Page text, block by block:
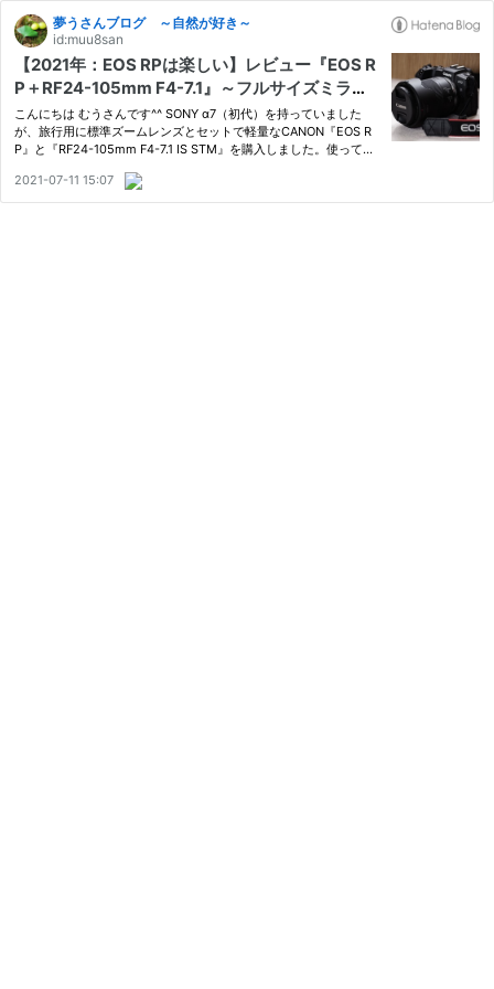
夢うさんブログ ～自然が好き～
id:muu8san
【2021年：EOS RPは楽しい】レビュー『EOS R
P＋RF24-105mm F4-7.1』～フルサイズミラー
レス～初心者からこだわりの人まで楽しめる
こんにちは むうさんです^^ SONY α7（初代）を持っていました
が、旅行用に標準ズームレンズとセットで軽量なCANON『EOS R
P』と『RF24-105mm F4-7.1 IS STM』を購入しました。使ってみ
いうカメラが初心者から、使い込むことまでできるオールマイティ
なミラーレ…
2021-07-11 15:07